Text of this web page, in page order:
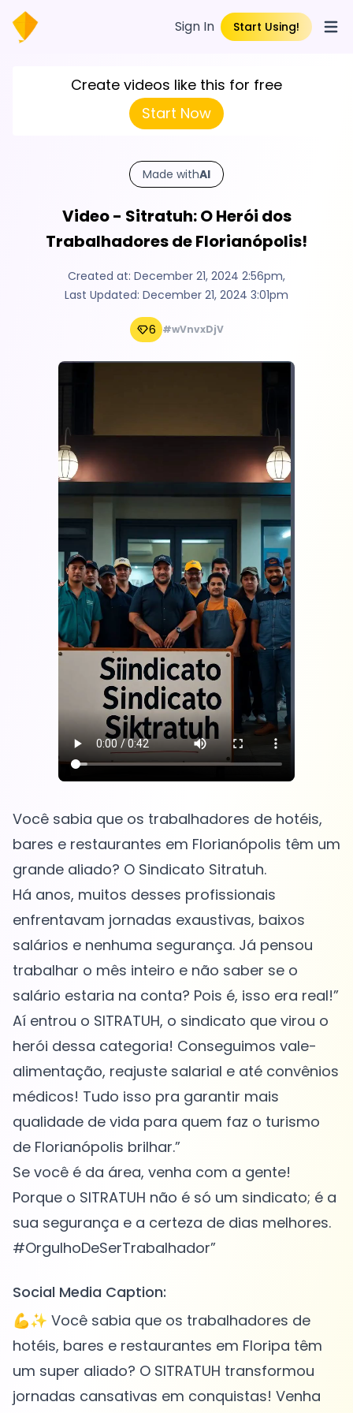
Sign In Start Using!
Create videos like this for free
Start Now
Made withAI
Video - Sitratuh: O Herói dos
Trabalhadores de Florianópolis!
Created at: December 21, 2024 2:56pm,
Last Updated: December 21, 2024 3:01pm
6 #wVnvxDjV
Você sabia que os trabalhadores de hotéis,
bares e restaurantes em Florianópolis têm um
grande aliado? O Sindicato Sitratuh.
Há anos, muitos desses profissionais
enfrentavam jornadas exaustivas, baixos
salários e nenhuma segurança. Já pensou
trabalhar o mês inteiro e não saber se o
salário estaria na conta? Pois é, isso era real!”
Aí entrou o SITRATUH, o sindicato que virou o
herói dessa categoria! Conseguimos vale-
alimentação, reajuste salarial e até convênios
médicos! Tudo isso pra garantir mais
qualidade de vida para quem faz o turismo
de Florianópolis brilhar.”
Se você é da área, venha com a gente!
Porque o SITRATUH não é só um sindicato; é a
sua segurança e a certeza de dias melhores.
Social Media Caption:
💪✨ Você sabia que os trabalhadores de
hotéis, bares e restaurantes em Floripa têm
um super aliado? O SITRATUH transformou
jornadas cansativas em conquistas! Venha